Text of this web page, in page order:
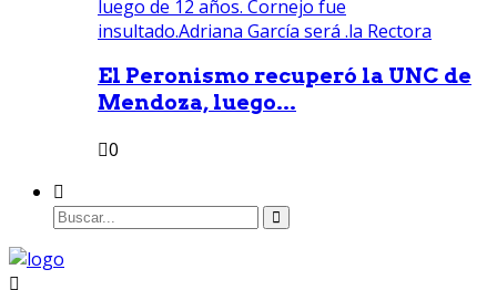
El Peronismo recuperó la UNC de
Mendoza, luego...
0